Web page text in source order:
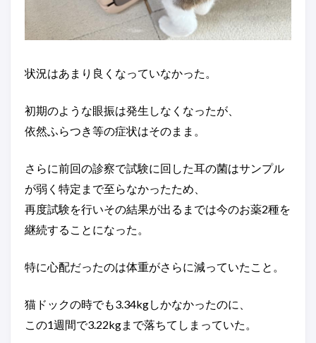
状況はあまり良くなっていなかった。
初期のような眼振は発生しなくなったが、
依然ふらつき等の症状はそのまま。
さらに前回の診察で試験に回した耳の菌はサンプル
が弱く特定まで至らなかったため、
再度試験を行いその結果が出るまでは今のお薬2種を
継続することになった。
特に心配だったのは体重がさらに減っていたこと。
猫ドックの時でも3.34kgしかなかったのに、
この1週間で3.22kgまで落ちてしまっていた。